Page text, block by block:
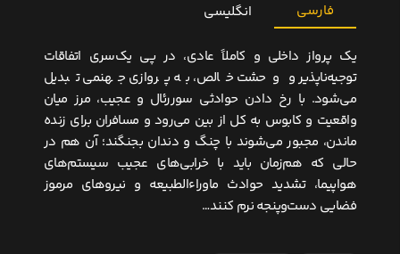
فارسی انگلیسی
یک پرواز داخلی و کاملاً عادی، در پی یک‌سری اتفاقات
توجیه‌ناپذیر و وحشت خالص، به پروازی جهنمی تبدیل
می‌شود. با رخ دادن حوادثی سوررئال و عجیب، مرز میان
واقعیت و کابوس به کل از بین می‌رود و مسافران برای زنده
ماندن، مجبور می‌شوند با چنگ و دندان بجنگند؛ آن هم در
حالی که هم‌زمان باید با خرابی‌های عجیب سیستم‌های
هواپیما، تشدید حوادث ماوراءالطبیعه و نیروهای مرموز
فضایی دست‌وپنجه نرم کنند…